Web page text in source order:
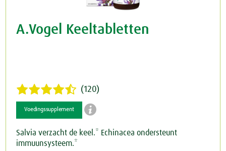
A.Vogel Keeltabletten
(120)
Voedingssupplement 
Salvia verzacht de keel.* Echinacea ondersteunt
immuunsysteem.*